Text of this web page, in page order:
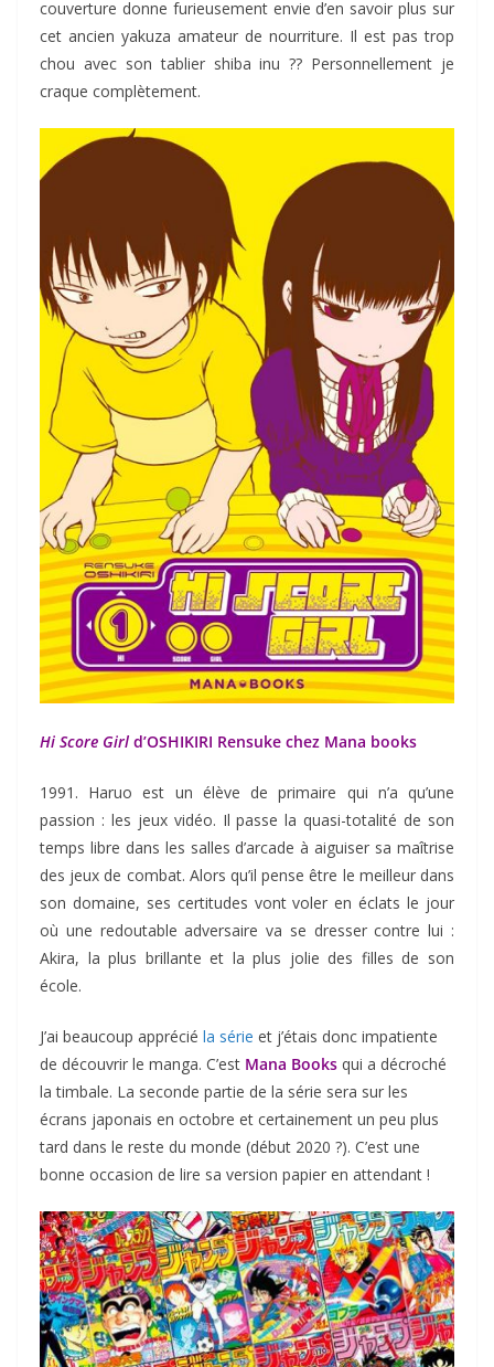
couverture donne furieusement envie d’en savoir plus sur
cet ancien yakuza amateur de nourriture. Il est pas trop
chou avec son tablier shiba inu ?? Personnellement je
craque complètement.
Hi Score Girl d’OSHIKIRI Rensuke chez Mana books
1991. Haruo est un élève de primaire qui n’a qu’une
passion : les jeux vidéo. Il passe la quasi-totalité de son
temps libre dans les salles d’arcade à aiguiser sa maîtrise
des jeux de combat. Alors qu’il pense être le meilleur dans
son domaine, ses certitudes vont voler en éclats le jour
où une redoutable adversaire va se dresser contre lui :
Akira, la plus brillante et la plus jolie des filles de son
école.
J’ai beaucoup apprécié la série et j’étais donc impatiente
de découvrir le manga. C’est Mana Books qui a décroché
la timbale. La seconde partie de la série sera sur les
écrans japonais en octobre et certainement un peu plus
tard dans le reste du monde (début 2020 ?). C’est une
bonne occasion de lire sa version papier en attendant !